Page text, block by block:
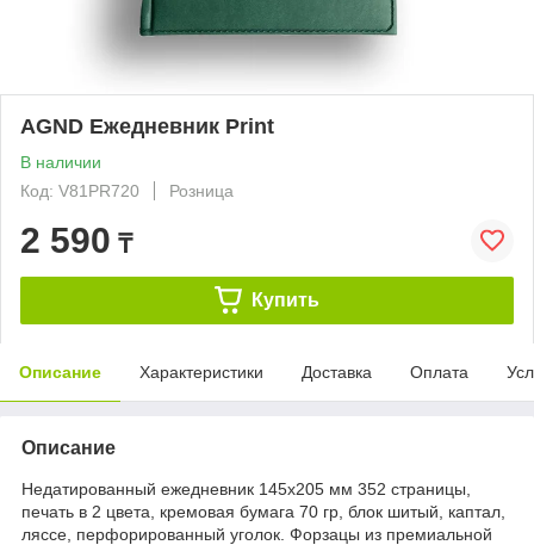
AGND Ежедневник Print
В наличии
Код: V81PR720
Розница
2 590 ₸
Купить
Описание Характеристики Доставка Оплата
Описание
Недатированный ежедневник 145х205 мм 352 страницы,
печать в 2 цвета, кремовая бумага 70 гр, блок шитый, каптал,
ляссе, перфорированный уголок. Форзацы из премиальной